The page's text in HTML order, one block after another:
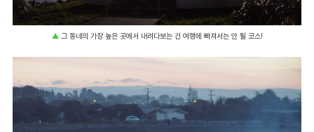
▲ 그 동네의 가장 높은 곳에서 내려다보는 건 여행에 빠져서는 안 될 코스!